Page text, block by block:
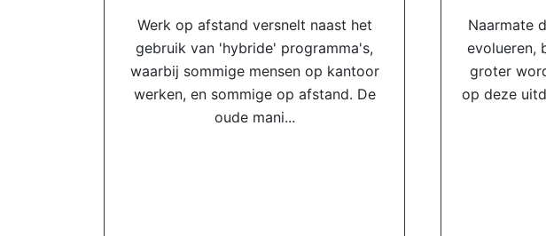
Werk op afstand versnelt naast het
gebruik van 'hybride' programma's,
waarbij sommige mensen op kantoor
werken, en sommige op afstand. De
oude mani...
Naarmate
evolueren,
groter
op deze